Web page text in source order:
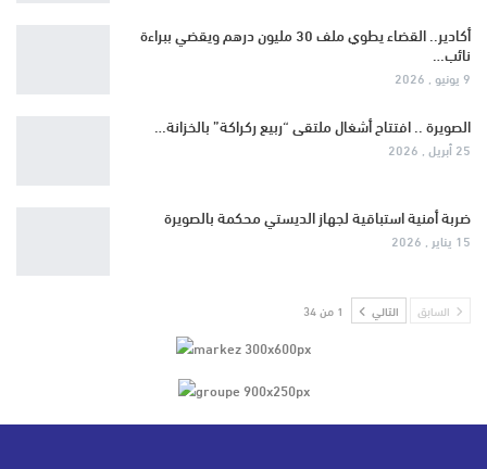
أكادير.. القضاء يطوي ملف 30 مليون درهم ويقضي ببراءة
نائب…
9 يونيو , 2026
الصويرة .. افتتاح أشغال ملتقى “ربيع ركراكة” بالخزانة…
25 أبريل , 2026
ضربة أمنية استباقية لجهاز الديستي محكمة بالصويرة
15 يناير , 2026
السابق التالي 1 من 34